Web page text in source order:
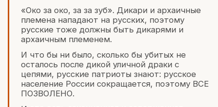
«Око за око, за за зуб». Дикари и архаичные
племена нападают на русских, поэтому
русские тоже должны быть дикарями и
архаичным племенем.
И что бы ни было, сколько бы убитых не
осталось после дикой уличной драки с
цепями, русские патриоты знают: русское
население России сокращается, поэтому ВСЕ
ПОЗВОЛЕНО.